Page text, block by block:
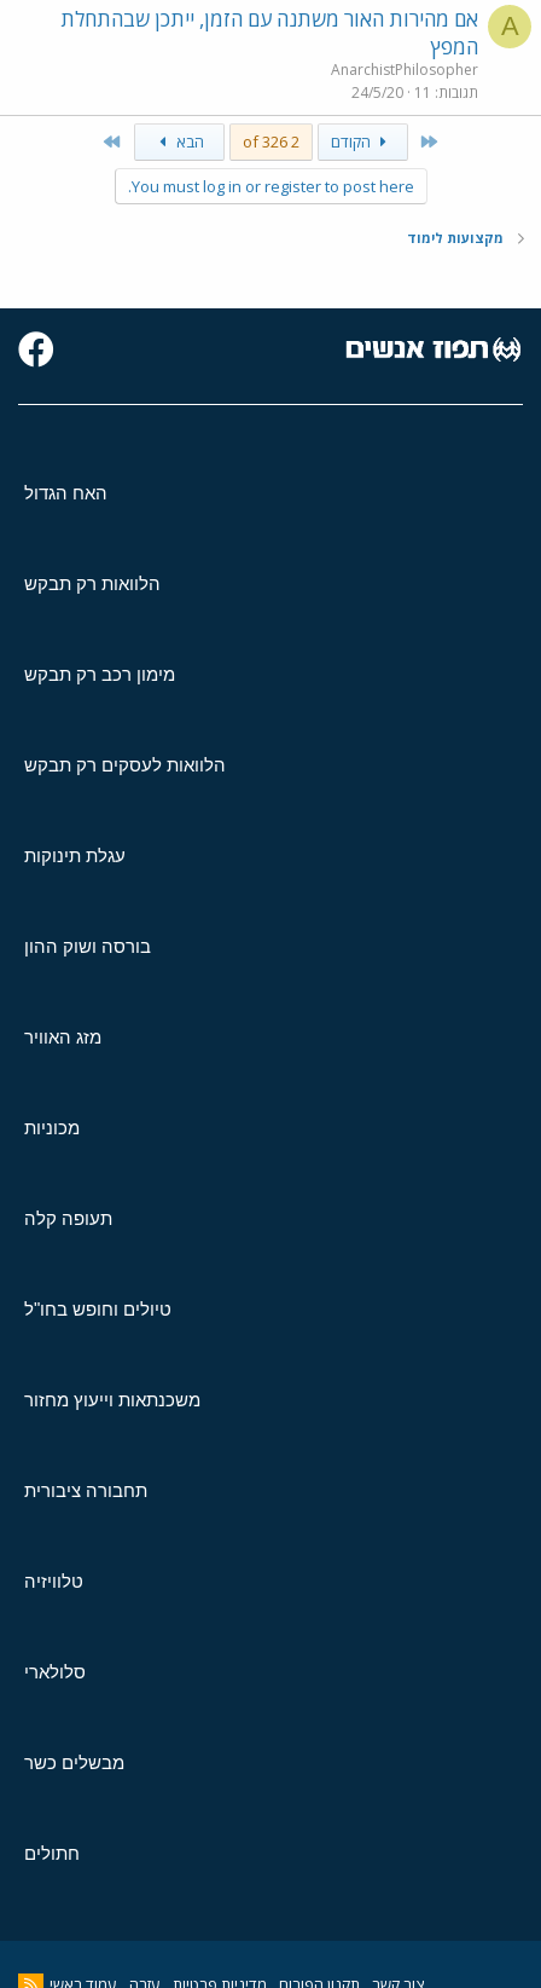
A
אם מהירות האור משתנה עם הזמן, ייתכן שבהתחלת
המפץ
AnarchistPhilosopher
תגובות 11
24/5/20
First הקודם 2 of 326 הבא
You must log in or register to post here.
מקצועות לימוד
האח הגדול
הלוואות רק תבקש
מימון רכב רק תבקש
הלוואות לעסקים רק תבקש
עגלת תינוקות
בורסה ושוק ההון
מזג האוויר
מכוניות
תעופה קלה
טיולים וחופש בחו"ל
משכנתאות וייעוץ מחזור
תחבורה ציבורית
טלוויזיה
סלולארי
מבשלים כשר
חתולים